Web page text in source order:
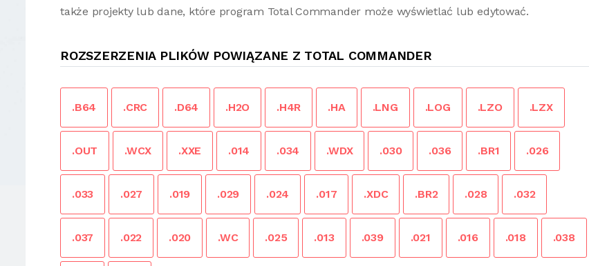
także projekty lub dane, które program Total Commander może wyświetlać lub edytować.
ROZSZERZENIA PLIKÓW POWIĄZANE Z TOTAL COMMANDER
.B64 .CRC .D64 .H2O .H4R .HA .LNG .LOG .LZO .LZX
.OUT .WCX .XXE .014 .034 .WDX .030 .036 .BR1 .026
.033 .027 .019 .029 .024 .017 .XDC .BR2 .028 .032
.037 .022 .020 .WC .025 .013 .039 .021 .016 .018 .038